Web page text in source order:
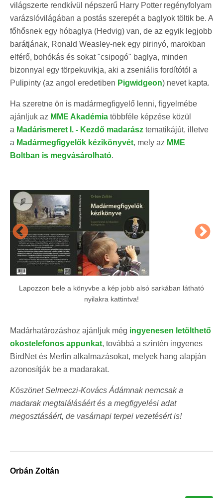
világszerte rendkívül népszerű Harry Potter regényfolyam
varázslóvilágában a postás szerepét a baglyok töltik be. A
főhősnek egy hóbaglya (Hedvig) van, de az egyik legjobb
barátjának, Ronald Weasley-nek egy pirinyó, marokban
elférő, bohókás és sokat "csipogó" baglya, minden
bizonnyal egy törpekuvikja, aki a zseniális fordítótól a
Pulipinty (az angol eredetiben Pigwidgeon) nevet kapta.
Ha szeretne ön is madármegfigyelő lenni, figyelmébe
ajánljuk az MME Akadémia többféle képzése közül
a Madárismeret I. - Kezdő madarász tematikájút, illetve
a Madármegfigyelők kézikönyvét, mely az MME
Boltban is megvásárolható.
Lapozzon bele a könyvbe a kép jobb alsó sarkában látható
nyilakra kattintva!
Madárhatározáshoz ajánljuk még ingyenesen letölthető
okostelefonos appunkat, továbbá a szintén ingyenes
BirdNet és Merlin alkalmazásokat, melyek hang alapján
azonosítják be a madarakat.
Köszönet Selmeczi-Kovács Ádámnak nemcsak a
madarak megtalálásáért és a megfigyelési adat
megosztásáért, de vasárnapi terpei vezetésért is!
Orbán Zoltán